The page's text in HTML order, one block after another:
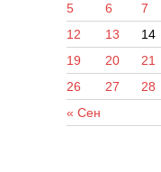
« Сен
5
6 7
12
13 14
19
20 21
26
27 28